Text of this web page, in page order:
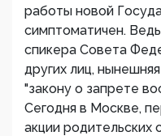
работы новой
симптоматичен.
спикера Совета
других лиц,
"закону о запрете
Сегодня в Москве,
акции родительских